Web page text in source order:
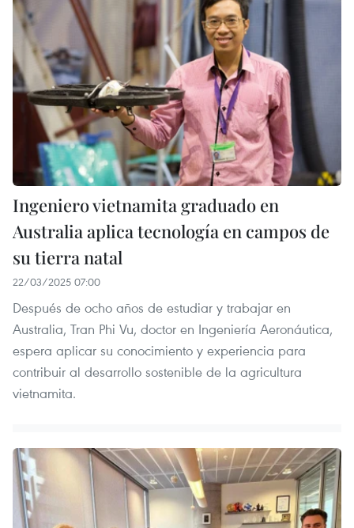
Ingeniero vietnamita graduado en
Australia aplica tecnología en campos de
su tierra natal
22/03/2025 07:00
Después de ocho años de estudiar y trabajar en
Australia, Tran Phi Vu, doctor en Ingeniería Aeronáutica,
espera aplicar su conocimiento y experiencia para
contribuir al desarrollo sostenible de la agricultura
vietnamita.